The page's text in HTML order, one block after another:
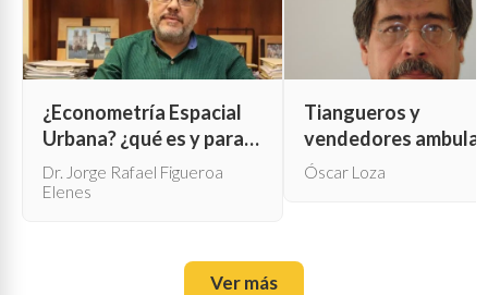
¿Econometría Espacial
Urbana? ¿qué es y para
qué sirve?
Dr. Jorge Rafael Figueroa
Elenes
Tiangueros y
vendedores
Óscar Loza
Ver más